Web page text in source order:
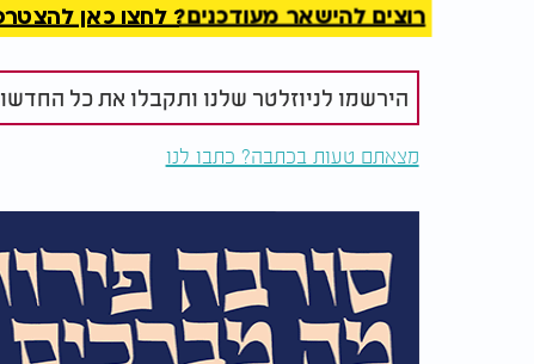
רוצים להישאר מעודכנים? לחצו כאן להצטרפות
הירשמו לניוזלטר שלנו ותקבלו את כל
מצאתם טעות בכתבה? כתבו לנו